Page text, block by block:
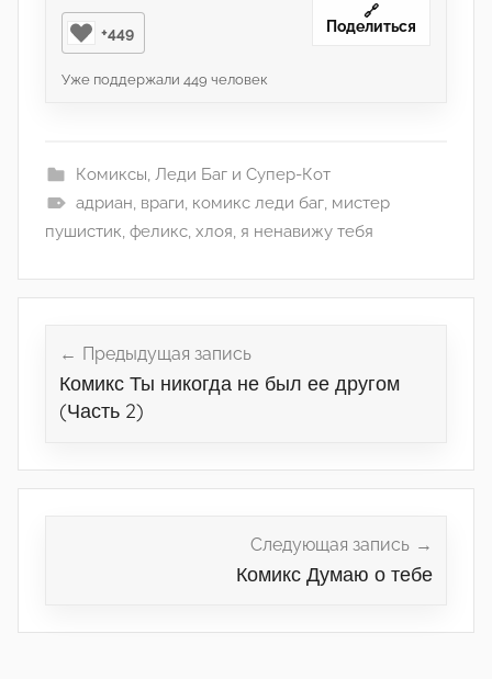
+449
Уже поддержали 449 человек
🔗
Поделиться
Комиксы, Леди Баг и Супер-Кот
адриан, враги, комикс леди баг, мистер
пушистик, феликс, хлоя, я ненавижу тебя
записям
Предыдущая запись
Комикс Ты никогда не был ее другом
(Часть 2)
Следующая запись
Комикс Думаю о тебе